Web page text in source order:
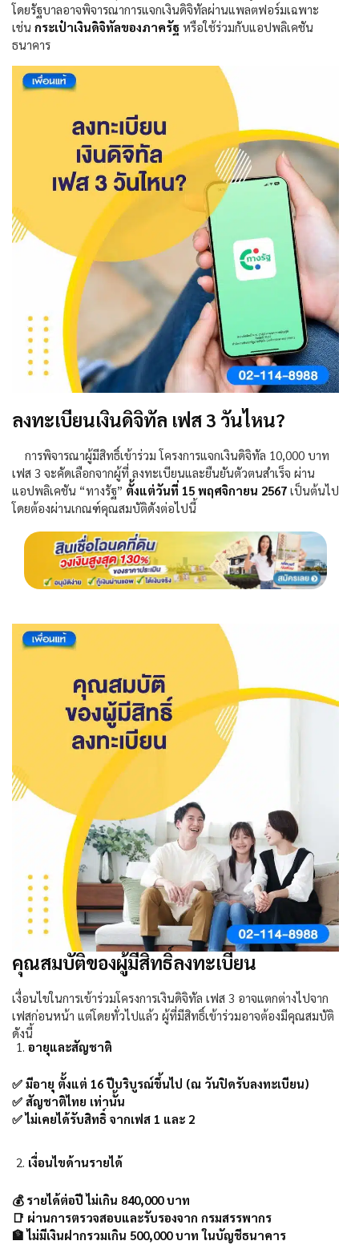
โดยรัฐบาลอาจพิจารณาการแจกเงินดิจิทัลผ่านแพลตฟอร์มเฉพาะ
เช่น กระเป๋าเงินดิจิทัลของภาครัฐ หรือใช้ร่วมกับแอปพลิเคชัน
ธนาคาร
ลงทะเบียนเงินดิจิทัล เฟส 3 วันไหน?
การพิจารณาผู้มีสิทธิ์เข้าร่วม โครงการแจกเงินดิจิทัล 10,000 บาท
เฟส 3 จะคัดเลือกจากผู้ที่ ลงทะเบียนและยืนยันตัวตนสำเร็จ ผ่าน
แอปพลิเคชัน “ทางรัฐ” ตั้งแต่วันที่ 15 พฤศจิกายน 2567 เป็นต้นไป
โดยต้องผ่านเกณฑ์คุณสมบัติดังต่อไปนี้
คุณสมบัติของผู้มีสิทธิ์ลงทะเบียน
เงื่อนไขในการเข้าร่วมโครงการเงินดิจิทัล เฟส 3 อาจแตกต่างไปจาก
เฟสก่อนหน้า แต่โดยทั่วไปแล้ว ผู้ที่มีสิทธิ์เข้าร่วมอาจต้องมีคุณสมบัติ
ดังนี้
อายุและสัญชาติ
✅ มีอายุ ตั้งแต่ 16ปีบริบูรณ์ขึ้นไป (ณ วันปิดรับลงทะเบียน)
✅ สัญชาติไทย เท่านั้น
✅ ไม่เคยได้รับสิทธิ์ จากเฟส 1 และ 2
เงื่อนไขด้านรายได้
💰 รายได้ต่อปี ไม่เกิน 840,000บาท
📑 ผ่านการตรวจสอบและรับรองจาก กรมสรรพากร
🏦 ไม่มีเงินฝากรวมเกิน 500,000บาท ในบัญชีธนาคาร